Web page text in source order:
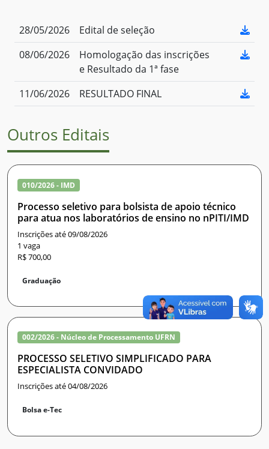
28/05/2026
Edital de seleção
08/06/2026
Homologação das inscrições
e Resultado da 1ª fase
11/06/2026
RESULTADO FINAL
Outros Editais
010/2026 - IMD
Processo seletivo para bolsista de apoio técnico
para atua nos laboratórios de ensino no nPITI/IMD
Inscrições até 09/08/2026
1 vaga
R$ 700,00
Graduação
002/2026 - Núcleo de Processamento UFRN
PROCESSO SELETIVO SIMPLIFICADO PARA
ESPECIALISTA CONVIDADO
Inscrições até 04/08/2026
Bolsa e-Tec